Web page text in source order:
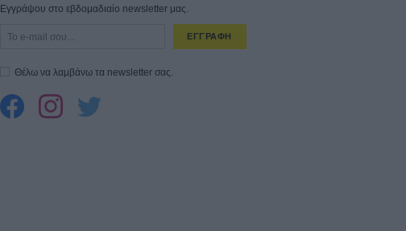
Εγγράψου στο εβδομαδιαίο newsletter μας.
ΕΓΓΡΑΦΗ
Θέλω να λαμβάνω τα newsletter σας.